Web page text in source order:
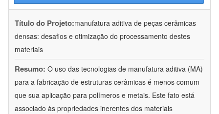
Título do Projeto:manufatura aditiva de peças cerâmicas
densas: desafios e otimização do processamento destes
materiais
Resumo: O uso das tecnologias de manufatura aditiva (MA)
para a fabricação de estruturas cerâmicas é menos comum
que sua aplicação para polímeros e metais. Este fato está
associado às propriedades inerentes dos materiais